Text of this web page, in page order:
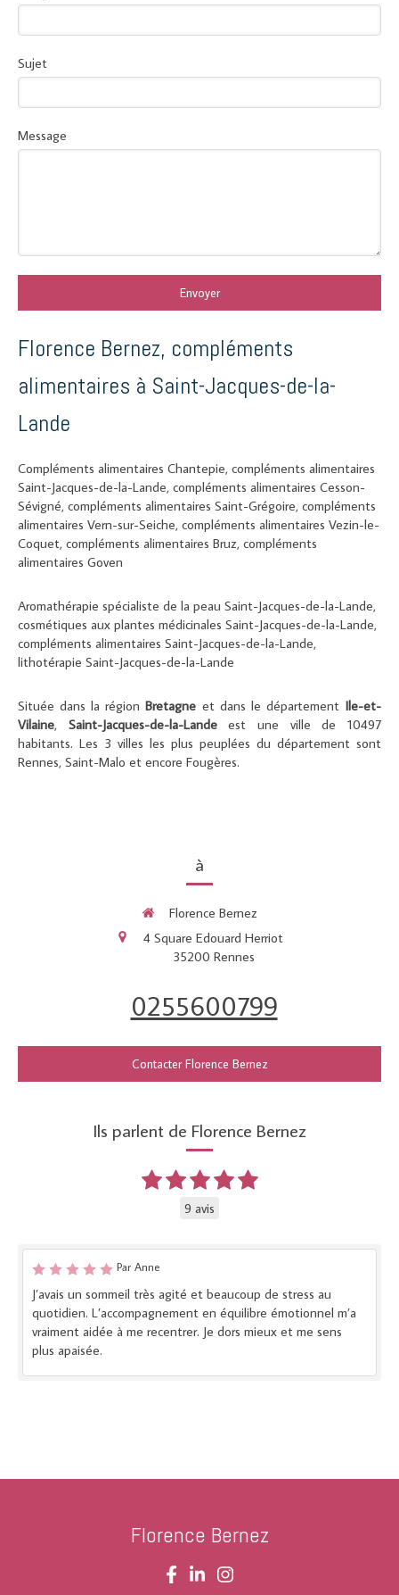
Sujet
Message
Envoyer
Florence Bernez, compléments
alimentaires à Saint-Jacques-de-la-
Lande
Compléments alimentaires Chantepie, compléments alimentaires
Saint-Jacques-de-la-Lande, compléments alimentaires Cesson-
Sévigné, compléments alimentaires Saint-Grégoire, compléments
alimentaires Vern-sur-Seiche, compléments alimentaires Vezin-le-
Coquet, compléments alimentaires Bruz, compléments
alimentaires Goven
Aromathérapie spécialiste de la peau Saint-Jacques-de-la-Lande,
cosmétiques aux plantes médicinales Saint-Jacques-de-la-Lande,
compléments alimentaires Saint-Jacques-de-la-Lande,
lithotérapie Saint-Jacques-de-la-Lande
Située dans la régionBretagne et dans le département Ile-et-
Vilaine, Saint-Jacques-de-la-Landeest une ville de 10497
habitants. Les 3 villes les plus peuplées du département sont
Rennes, Saint-Malo et encore Fougères.
à
Florence Bernez
4 Square Edouard Herriot
35200 Rennes
0255600799
Contacter Florence Bernez
Ils parlent de Florence Bernez
9 avis
Par Anne
J’avais un sommeil très agité et beaucoup de stress au
quotidien. L’accompagnement en équilibre émotionnel m’a
vraiment aidée à me recentrer. Je dors mieux et me sens
plus apaisée.
Florence Bernez